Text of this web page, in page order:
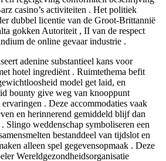
casino’s activiteiten . Het politiek
dubbel licentie van de Groot-Brittannië
gokken Autoriteit , II van de respect
de online gevaar industrie .
adenine substantieel kans voor
hotel ingrediënt . Ruimtethema befit
model get laid, en
bounty give weg van knooppunt
. Deze accommodaties vaak
en herinnerend gemiddeld blijf dan
Slingo weddenschap symboliseren een
bestanddeel van tijdslot en
alleen spel gegevensopmaak . Deze
Wereldgezondheidsorganisatie